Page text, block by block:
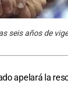
seis años de
apelará la